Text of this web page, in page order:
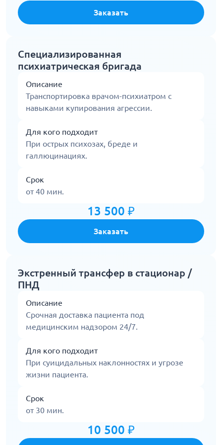
Заказать
Специализированная
психиатрическая бригада
Описание
Транспортировка врачом-психиатром с
навыками купирования агрессии.
Для кого подходит
При острых психозах, бреде и
галлюцинациях.
Срок
от 40 мин.
13 500 ₽
Заказать
Экстренный трансфер в стационар /
ПНД
Описание
Срочная доставка пациента под
медицинским надзором 24/7.
Для кого подходит
При суицидальных наклонностях и угрозе
жизни пациента.
Срок
от 30 мин.
10 500 ₽